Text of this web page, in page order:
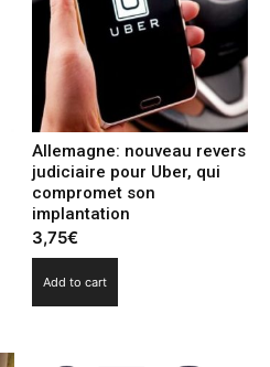
Allemagne: nouveau revers
judiciaire pour Uber, qui
compromet son
implantation
3,75€
Add to cart